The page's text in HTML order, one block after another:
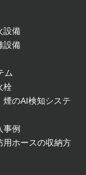
設備
設備
ム
栓
煙のAI検知システ
事例
用ホースの収納方